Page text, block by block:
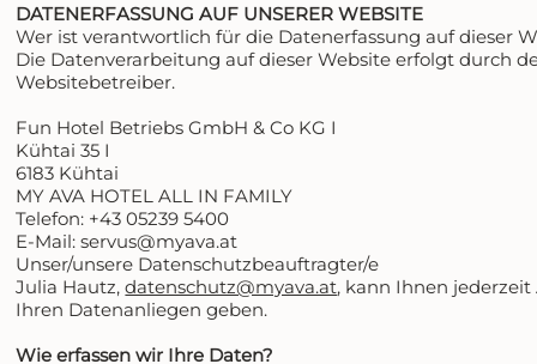
DATENERFASSUNG AUF UNSERER WEBSITE
Wer ist verantwortlich für die Datenerfassung auf dieser
Die Datenverarbeitung auf dieser Website erfolgt durch
Websitebetreiber.
Fun Hotel Betriebs GmbH & Co KG I
Kühtai 35 I
6183 Kühtai
MY AVA HOTEL ALL IN FAMILY
Telefon: +43 05239 5400
E-Mail:servus@myava.at
Unser/unsere Datenschutzbeauftragter/e
Julia Hautz,datenschutz@myava.at, kann Ihnen
Ihren Datenanliegen geben.
Wie erfassen wir Ihre Daten?